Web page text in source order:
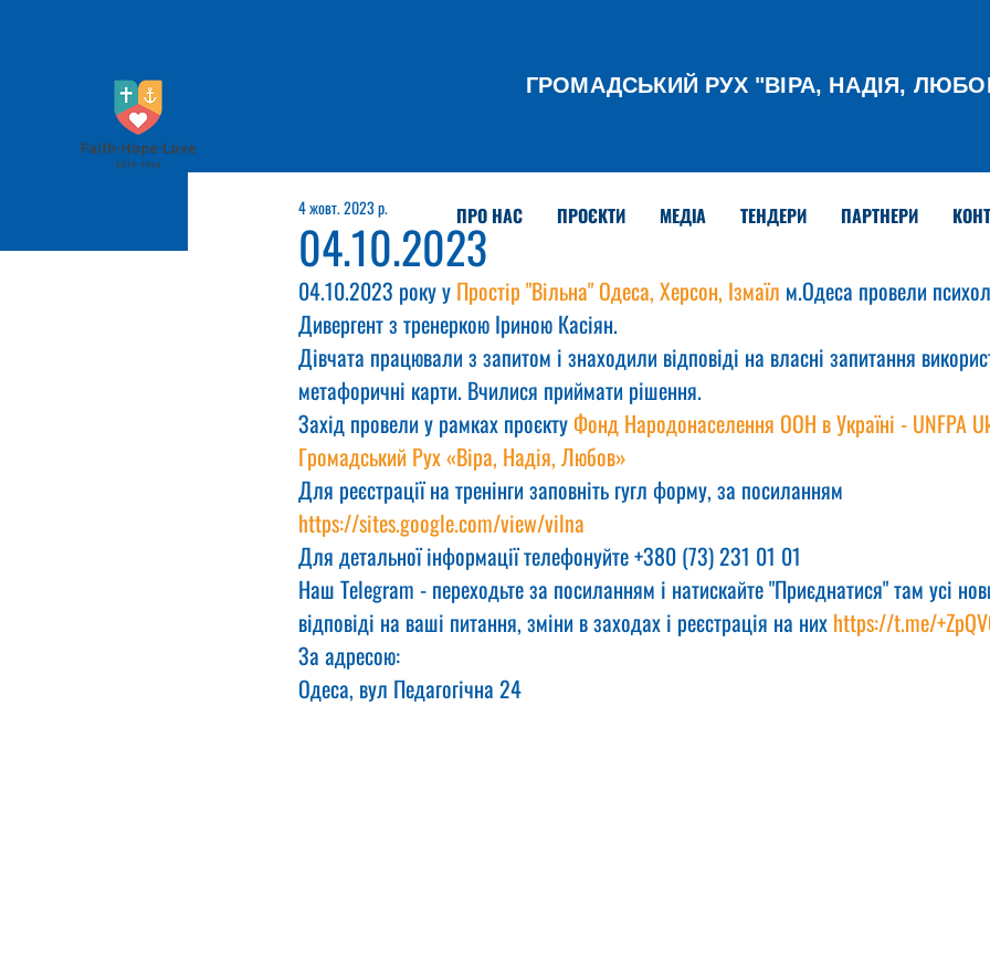
ГРОМАДСЬКИЙ РУХ "ВІРА, НАДІЯ,
ПРО НАС ПРОЄКТИ МЕДІА ТЕНДЕРИ ПАРТНЕРИ
04.10.2023
4 жовт. 2023 р.
04.10.2023 року у Простір "Вільна" Одеса, Херсон, Ізмаїл м.Одеса провели
Дивергент з тренеркою Іриною Касіян.
Дівчата працювали з запитом і знаходили відповіді на власні запитання
метафоричні карти. Вчилися приймати рішення.
Захід провели у рамках проєкту Фонд Народонаселення ООН в Україні - UNFPA
Громадський Рух «Віра, Надія, Любов»
Для реєстрації на тренінги заповніть гугл форму, за посиланням
https://sites.google.com/view/vilna
Для детальної інформації телефонуйте +380 (73) 231 01 01
Наш Telegram - переходьте за посиланням і натискайте "Приєднатися" там усі
відповіді на ваші питання, зміни в заходах і реєстрація на них https://t.me/
За адресою:
Одеса, вул Педагогічна 24